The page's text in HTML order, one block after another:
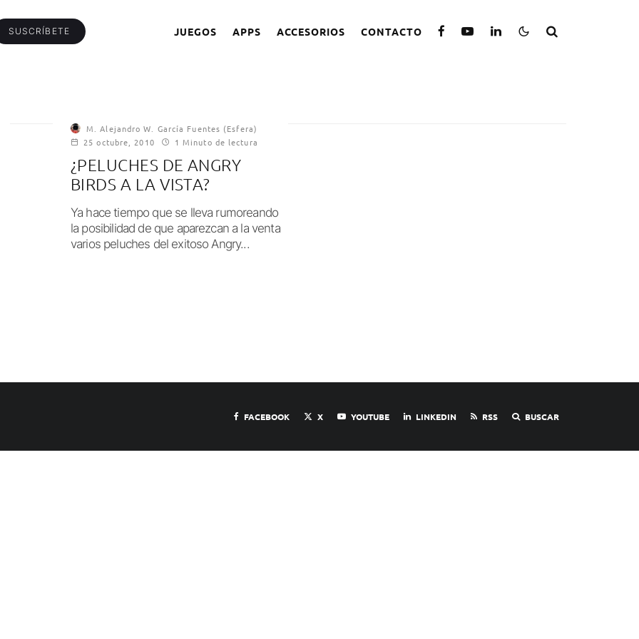
SUSCRÍBETE JUEGOS APPS ACCESORIOS CONTACTO
M. Alejandro W. García Fuentes (Esfera)
25 octubre, 2010
1 Minuto de lectura
¿PELUCHES DE ANGRY
BIRDS A LA VISTA?
Ya hace tiempo que se lleva rumoreando
la posibilidad de que aparezcan a la venta
varios peluches del exitoso Angry...
FACEBOOK X YOUTUBE LINKEDIN RSS BUSCAR